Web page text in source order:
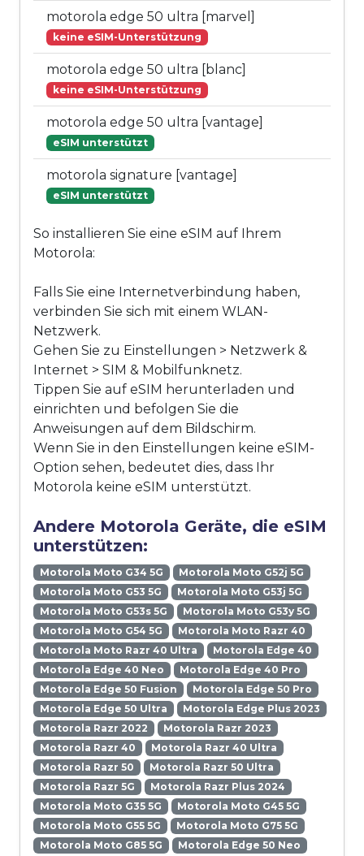
motorola edge 50 ultra [marvel]
keine eSIM-Unterstützung
motorola edge 50 ultra [blanc]
keine eSIM-Unterstützung
motorola edge 50 ultra [vantage]
eSIM unterstützt
motorola signature [vantage]
eSIM unterstützt
So installieren Sie eine eSIM auf Ihrem
Motorola:
Falls Sie eine Internetverbindung haben,
verbinden Sie sich mit einem WLAN-
Netzwerk.
Gehen Sie zu Einstellungen > Netzwerk &
Internet > SIM & Mobilfunknetz.
Tippen Sie auf eSIM herunterladen und
einrichten und befolgen Sie die
Anweisungen auf dem Bildschirm.
Wenn Sie in den Einstellungen keine eSIM-
Option sehen, bedeutet dies, dass Ihr
Motorola keine eSIM unterstützt.
Andere Motorola Geräte, die eSIM
unterstützen:
Motorola Moto G34 5G
Motorola Moto G52j 5G
Motorola Moto G53 5G
Motorola Moto G53j 5G
Motorola Moto G53s 5G
Motorola Moto G53y 5G
Motorola Moto G54 5G
Motorola Moto Razr 40
Motorola Moto Razr 40 Ultra
Motorola Edge 40
Motorola Edge 40 Neo
Motorola Edge 40 Pro
Motorola Edge 50 Fusion
Motorola Edge 50 Pro
Motorola Edge 50 Ultra
Motorola Edge Plus 2023
Motorola Razr 2022
Motorola Razr 2023
Motorola Razr 40
Motorola Razr 40 Ultra
Motorola Razr 50
Motorola Razr 50 Ultra
Motorola Razr 5G
Motorola Razr Plus 2024
Motorola Moto G35 5G
Motorola Moto G45 5G
Motorola Moto G55 5G
Motorola Moto G75 5G
Motorola Moto G85 5G
Motorola Edge 50 Neo